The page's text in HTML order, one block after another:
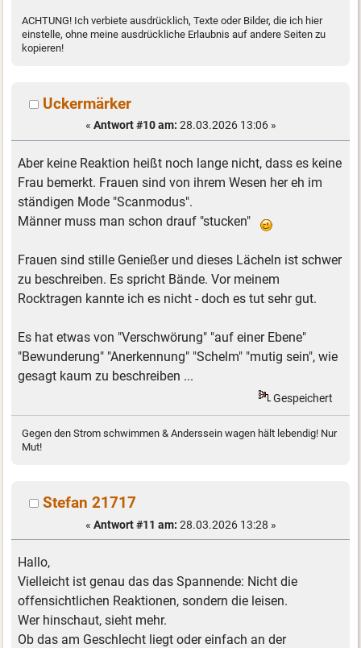
ACHTUNG! Ich verbiete ausdrücklich, Texte oder Bilder, die ich hier
einstelle, ohne meine ausdrückliche Erlaubnis auf andere Seiten zu
kopieren!
Uckermärker
« Antwort #10 am: 28.03.2026 13:06 »
Aber keine Reaktion heißt noch lange nicht, dass es keine
Frau bemerkt. Frauen sind von ihrem Wesen her eh im
ständigen Mode "Scanmodus".
Männer muss man schon drauf "stucken"
Frauen sind stille Genießer und dieses Lächeln ist schwer
zu beschreiben. Es spricht Bände. Vor meinem
Rocktragen kannte ich es nicht - doch es tut sehr gut.
Es hat etwas von "Verschwörung" "auf einer Ebene"
"Bewunderung" "Anerkennung" "Schelm" "mutig sein", wie
gesagt kaum zu beschreiben ...
Gespeichert
Gegen den Strom schwimmen & Anderssein wagen hält lebendig! Nur
Mut!
Stefan 21717
« Antwort #11 am: 28.03.2026 13:28 »
Hallo,
Vielleicht ist genau das das Spannende: Nicht die
offensichtlichen Reaktionen, sondern die leisen.
Wer hinschaut, sieht mehr.
Ob das am Geschlecht liegt oder einfach an der